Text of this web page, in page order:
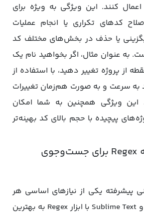
کنند. این ویژگی به ویژه برای
کدهای تکراری یا انجام عملیات
یا حذف در بخش‌های مختلف کد
به عنوان مثال، اگر بخواهید نام یک
از پروژه تغییر دهید، با استفاده از
به سرعت و به صورت هم‌زمان تغییرات
این ویژگی همچنین به شما امکان
پیچیده با حجم بالای کد بهینه‌تر
ابزارهای پیشرفته Regex برای جست‌وجوی
پیشرفته یکی از نیازهای اساسی هر
توسعه‌دهنده است و Sublime Text با ابزار Regex به بهترین